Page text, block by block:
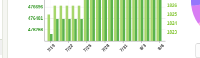
7/19 7/22 7/25 7/28 7/31 8/3 8/6
476266
476481
476696
1823
1824
1825
1826